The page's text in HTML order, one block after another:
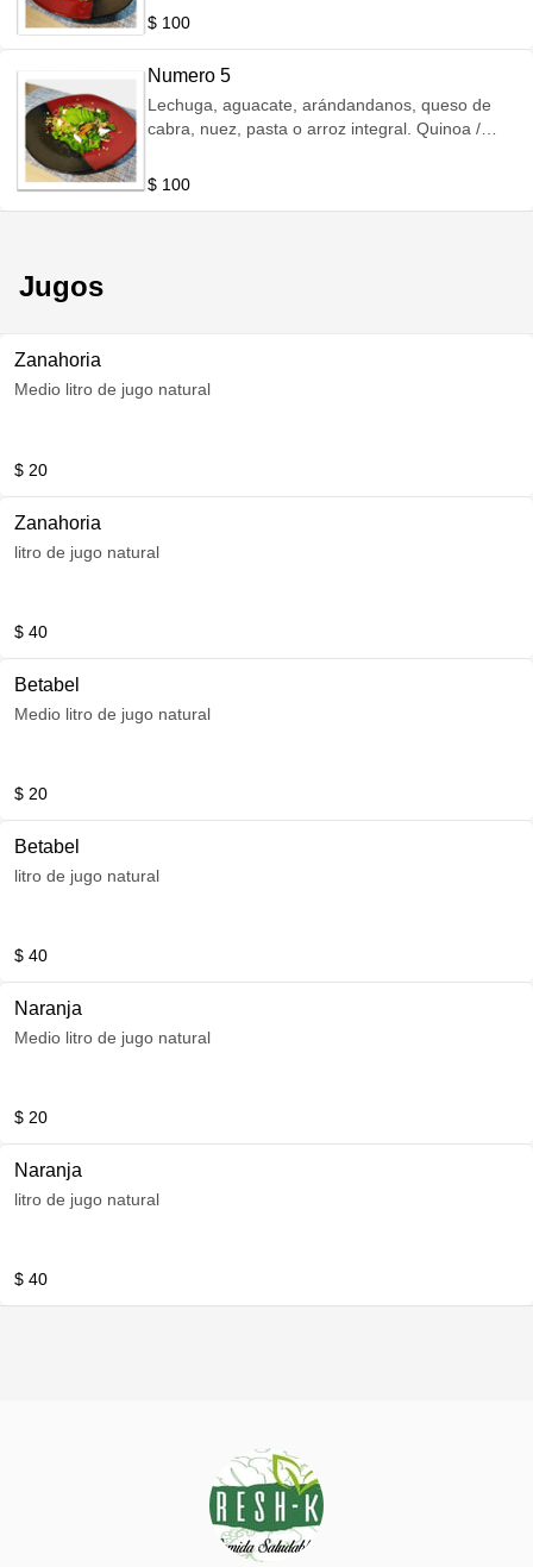
$ 100
Numero 5
Lechuga, aguacate, arándandanos, queso de
cabra, nuez, pasta o arroz integral. Quinoa /
pavo.
$ 100
Jugos
Zanahoria
Medio litro de jugo natural
$ 20
Zanahoria
litro de jugo natural
$ 40
Betabel
Medio litro de jugo natural
$ 20
Betabel
litro de jugo natural
$ 40
Naranja
Medio litro de jugo natural
$ 20
Naranja
litro de jugo natural
$ 40